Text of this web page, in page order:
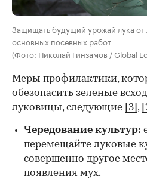
Защищать будущий урожай лука
основных посевных работ
(Фото: Николай Гинзамов / Global
Меры профилактики,
обезопасить зеленые
луковицы, следующие
[3] ,
Чередование культур:
перемещайте луковые
совершенно другое
появления мух.